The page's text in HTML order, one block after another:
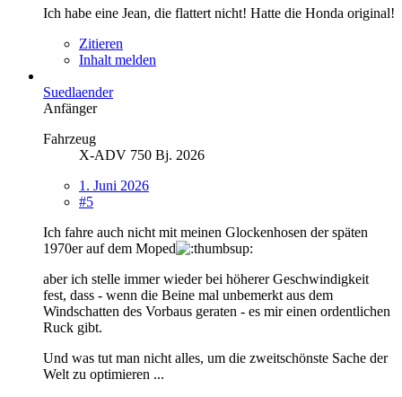
Ich habe eine Jean, die flattert nicht! Hatte die Honda original!
Zitieren
Inhalt melden
Suedlaender
Anfänger
Fahrzeug
X-ADV 750 Bj. 2026
1. Juni 2026
#5
Ich fahre auch nicht mit meinen Glockenhosen der späten
1970er auf dem Moped
aber ich stelle immer wieder bei höherer Geschwindigkeit
fest, dass - wenn die Beine mal unbemerkt aus dem
Windschatten des Vorbaus geraten - es mir einen ordentlichen
Ruck gibt.
Und was tut man nicht alles, um die zweitschönste Sache der
Welt zu optimieren ...